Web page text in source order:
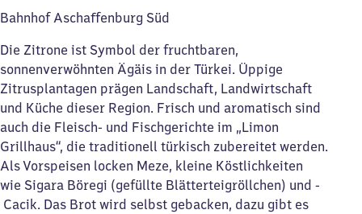
Bahnhof Aschaffenburg Süd
Die Zitrone ist Symbol der fruchtbaren,
sonnenverwöhnten Ägäis in der Türkei. Üppige
Zitrusplantagen prägen Landschaft, Landwirtschaft
und Küche dieser Region. Frisch und aromatisch sind
auch die Fleisch- und Fischgerichte im „Limon
Grillhaus“, die traditionell türkisch zubereitet werden.
Als Vorspeisen locken Meze, kleine Köstlichkeiten
wie Sigara Böregi (gefüllte Blätterteigröllchen) und ­
Cacik. Das Brot wird selbst gebacken, dazu gibt es